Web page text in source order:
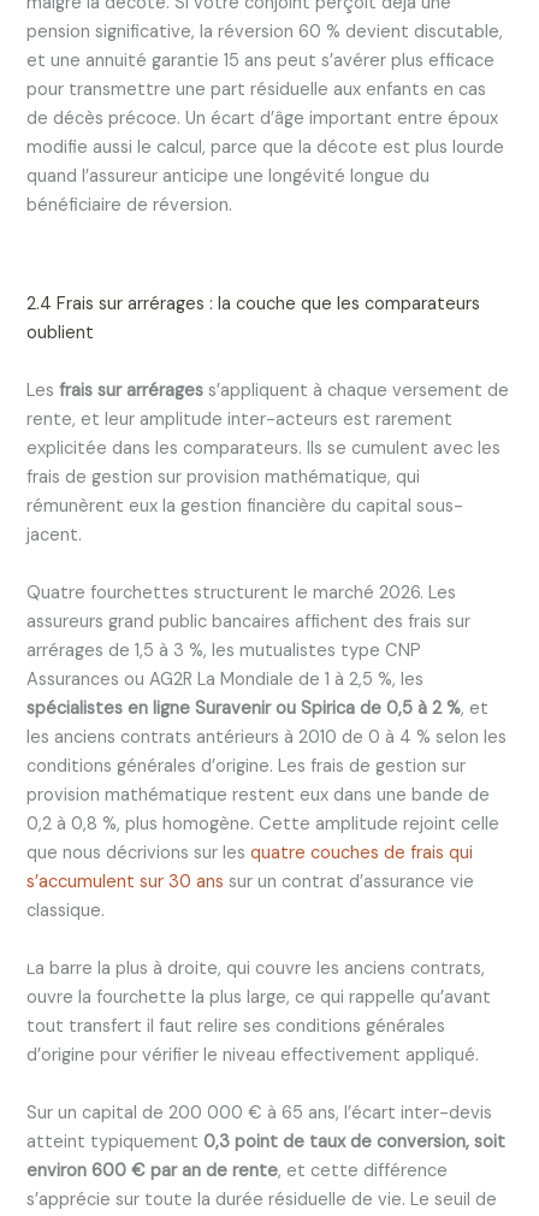
pension significative, la réversion 60 % devient discutable,
et une annuité garantie 15 ans peut s’avérer plus efficace
pour transmettre une part résiduelle aux enfants en cas
de décès précoce. Un écart d’âge important entre époux
modifie aussi le calcul, parce que la décote est plus lourde
quand l’assureur anticipe une longévité longue du
bénéficiaire de réversion.
2.4 Frais sur arrérages : la couche que les comparateurs
oublient
Lesfrais sur arrérages s’appliquent à chaque versement de
rente, et leur amplitude inter-acteurs est rarement
explicitée dans les comparateurs. Ils se cumulent avec les
frais de gestion sur provision mathématique, qui
rémunèrent eux la gestion financière du capital sous-
jacent.
Quatre fourchettes structurent le marché 2026. Les
assureurs grand public bancaires affichent des frais sur
arrérages de 1,5 à 3 %, les mutualistes type CNP
Assurances ou AG2R La Mondiale de 1 à 2,5 %, les
spécialistes en ligne Suravenir ou Spirica de 0,5 à 2 %, et
les anciens contrats antérieurs à 2010 de 0 à 4 % selon les
conditions générales d’origine. Les frais de gestion sur
provision mathématique restent eux dans une bande de
0,2 à 0,8 %, plus homogène. Cette amplitude rejoint celle
que nous décrivions sur lesquatre couches de frais qui
s’accumulent sur 30 ans sur un contrat d’assurance vie
classique.
La barre la plus à droite, qui couvre les anciens contrats,
ouvre la fourchette la plus large, ce qui rappelle qu’avant
tout transfert il faut relire ses conditions générales
d’origine pour vérifier le niveau effectivement appliqué.
Sur un capital de 200 000 € à 65 ans, l’écart inter-devis
atteint typiquement0,3 point de taux de conversion, soit
environ 600 € par an de rente, et cette différence
s’apprécie sur toute la durée résiduelle de vie. Le seuil de